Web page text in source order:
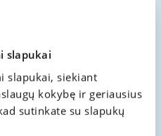
slapukai
slapukai, siekiant
kokybę ir geriausius
sutinkate su slapukų
artimiausiame „Familia
salone.